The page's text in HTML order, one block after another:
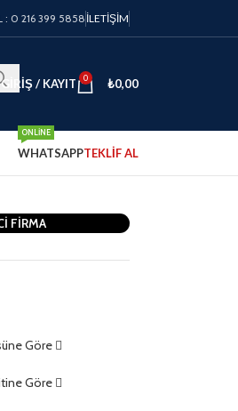
: 0 216 399 5858 İLETIŞIM
GIRIŞ / KAYIT 0 ₺0,00
WHATSAPP
ONLINE
TEKLİF AL
FİRMA
Göre
Göre